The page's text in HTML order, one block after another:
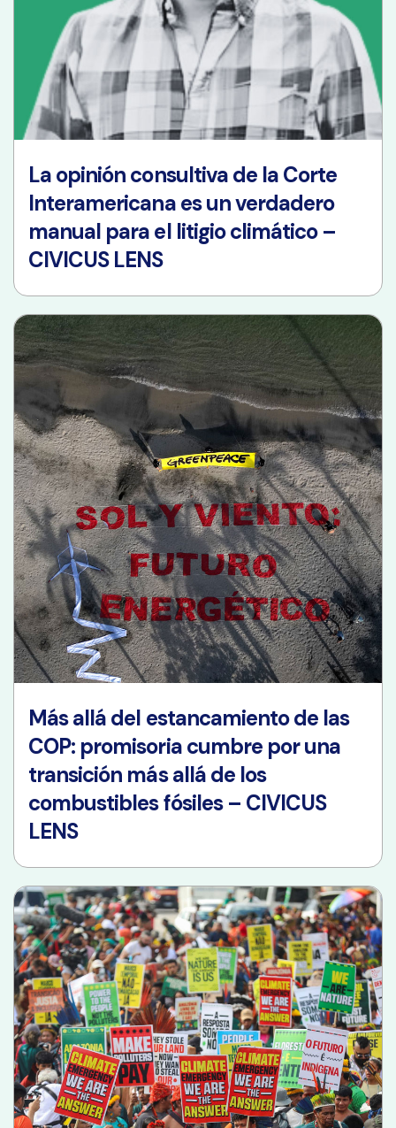
La opinión consultiva de la Corte
Interamericana es un verdadero
manual para el litigio climático –
CIVICUS LENS
Más allá del estancamiento de las
COP: promisoria cumbre por una
transición más allá de los
combustibles fósiles – CIVICUS
LENS